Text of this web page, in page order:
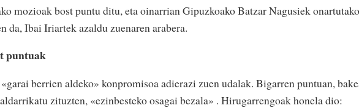
mozioak bost puntu ditu, eta oinarrian Gipuzkoako Batzar Nagusiek onartutako
da, Ibai Iriartek azaldu zuenaren arabera.
puntuak
berrien aldeko» konpromisoa adierazi zuen udalak. Bigarren puntuan,
zituzten, «ezinbesteko osagai bezala» . Hirugarrengoak honela dio: